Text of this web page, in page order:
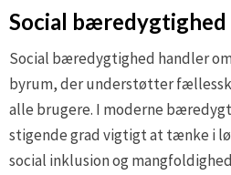
Social
Social bæredygtighed handler
byrum, der understøtter
alle brugere. I moderne
stigende grad vigtigt at tænke i
social inklusion og